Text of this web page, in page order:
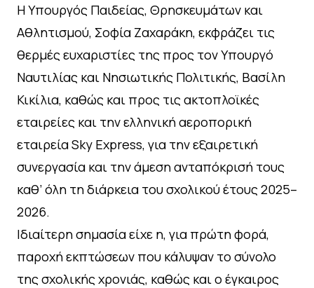
Η Υπουργός Παιδείας, Θρησκευμάτων και
Αθλητισμού, Σοφία Ζαχαράκη, εκφράζει τις
θερμές ευχαριστίες της προς τον Υπουργό
Ναυτιλίας και Νησιωτικής Πολιτικής, Βασίλη
Κικίλια, καθώς και προς τις ακτοπλοϊκές
εταιρείες και την ελληνική αεροπορική
εταιρεία Sky Express, για την εξαιρετική
συνεργασία και την άμεση ανταπόκρισή τους
καθ’ όλη τη διάρκεια του σχολικού έτους 2025–
2026.
Ιδιαίτερη σημασία είχε η, για πρώτη φορά,
παροχή εκπτώσεων που κάλυψαν το σύνολο
της σχολικής χρονιάς, καθώς και ο έγκαιρος